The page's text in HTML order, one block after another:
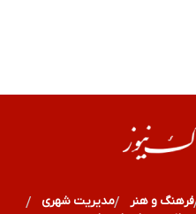
فرهنگ و هنر
مدیریت شهری